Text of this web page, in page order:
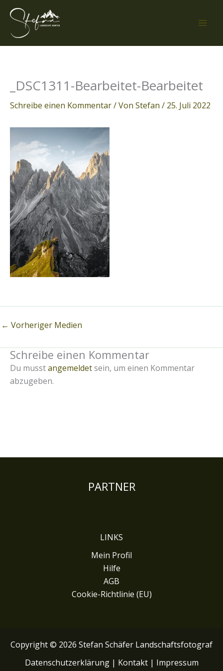
Zum
Inhalt
springen
_DSC1311-Bearbeitet-Bearbeitet
Schreibe einen Kommentar/ Von Stefan / 25. Juli 2022
← Vorheriger Medien
Schreibe einen Kommentar
Du musstangemeldetsein, um einen Kommentar
abzugeben.
PARTNER
LINKS
Mein Profil
Hilfe
AGB
Cookie-Richtlinie (EU)
Copyright © 2026 Stefan Schäfer Landschaftsfotograf
Datenschutzerklärung| Kontakt| Impressum